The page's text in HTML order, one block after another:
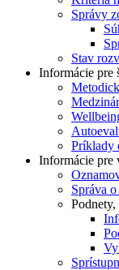
Správy
Stav
Informácie pre
Príklady
Informácie pre
Správa